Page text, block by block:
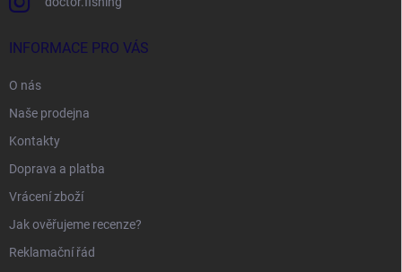
INFORMACE PRO VÁS
O nás
Naše prodejna
Kontakty
Doprava a platba
Vrácení zboží
Jak ověřujeme recenze?
Reklamační řád